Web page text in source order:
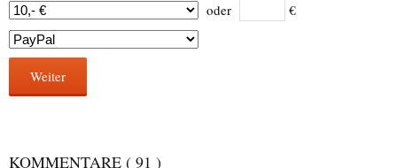
oder €
Weiter
KOMMENTARE ( 91 )